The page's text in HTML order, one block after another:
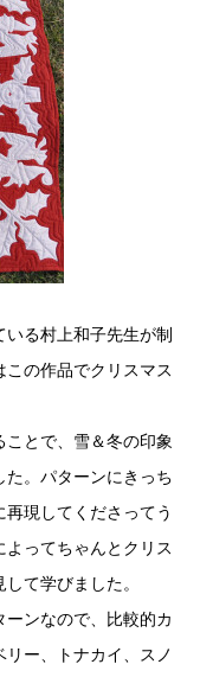
る村上和子先生が制
の作品でクリスマス
とで、雪＆冬の印象
。パターンにきっち
現してくださってう
ってちゃんとクリス
て学びました。
ンなので、比較的カ
ー、トナカイ、スノ